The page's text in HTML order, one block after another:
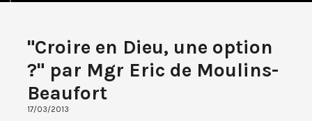
"Croire en Dieu, une option
?" par Mgr Eric de Moulins-
Beaufort
17/03/2013